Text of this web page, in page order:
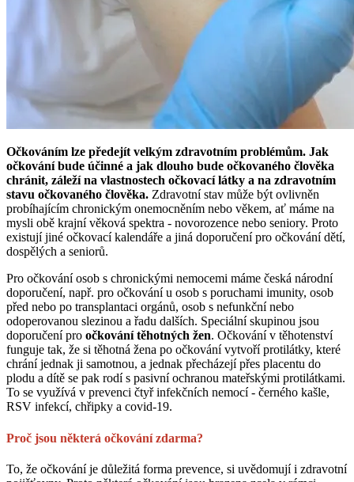
Očkováním lze předejít velkým zdravotním problémům. Jak
očkování bude účinné a jak dlouho bude očkovaného člověka
chránit, záleží na vlastnostech očkovací látky a na zdravotním
stavu očkovaného člověka. Zdravotní stav může být ovlivněn
probíhajícím chronickým onemocněním nebo věkem, ať máme na
mysli obě krajní věková spektra - novorozence nebo seniory. Proto
existují jiné očkovací kalendáře a jiná doporučení pro očkování dětí,
dospělých a seniorů.
Pro očkování osob s chronickými nemocemi máme česká národní
doporučení, např. pro očkování u osob s poruchami imunity, osob
před nebo po transplantaci orgánů, osob s nefunkční nebo
odoperovanou slezinou a řadu dalších. Speciální skupinou jsou
doporučení pro očkování těhotných žen. Očkování v těhotenství
funguje tak, že si těhotná žena po očkování vytvoří protilátky, které
chrání jednak ji samotnou, a jednak přecházejí přes placentu do
plodu a dítě se pak rodí s pasivní ochranou mateřskými protilátkami.
To se využívá v prevenci čtyř infekčních nemocí - černého kašle,
RSV infekcí, chřipky a covid-19.
Proč jsou některá očkování zdarma?
To, že očkování je důležitá forma prevence, si uvědomují i zdravotní